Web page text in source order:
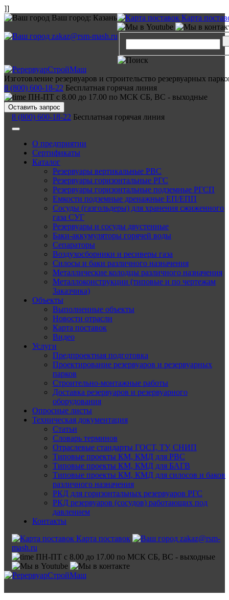
]]
Ваш город: Казань Карта
zakaz@rsm-mash.ru
Изготовление резервуаров и строительство резервуарных
8 (800) 600-18-22 Бесплатная горячая линия
ПН-ПТ с 8.00 до 17.00 по МСК СБ, ВС - выходные
Оставить запрос
8 (800) 600-18-22 Бесплатная горячая линия
О предприятии
Сертификаты
Каталог
Резервуары вертикальные РВС
Резервуары горизонтальные РГС
Резервуары горизонтальные подземные РГСП
Емкости подземные дренажные ЕП/ЕПП
Сосуды (газгольдеры) для хранения сжиженного
газа СУГ
Резервуары и сосуды двустенные
Баки-аккумуляторы горячей воды
Сепараторы
Воздухосборники и ресиверы газа
Силосы и баки различного назначения
Металлические колодцы различного назначения
Металлоконструкции (типовые и по чертежам
Заказчика)
Объекты
Выполненные объекты
Новости отрасли
Карта поставок
Видео
Услуги
Предпроектная подготовка
Проектирование резервуаров и резервуарных
парков
Строительно-монтажные работы
Доставка резервуаров и резервуарного
оборудования
Опросные листы
Техническая документация
Статьи
Словарь терминов
Отраслевые стандарты ГОСТ, ТУ, СНИП
Типовые проекты КМ, КМД для РВС
Типовые проекты КМ, КМД для БАГВ
Типовые проекты КМ, КМД для силосов и баков
различного назначения
РКД для горизонтальных резервуаров РГС
РКД резервуаров (сосудов) работающих под
давлением
Контакты
Карта поставок
zakaz@rsm-
mash.ru
ПН-ПТ с 8.00 до 17.00 по МСК СБ, ВС - выходные